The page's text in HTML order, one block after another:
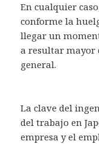
En cualquier
conforme la
llegar un
a resultar mayor
general.
La clave del
del trabajo en
empresa y el